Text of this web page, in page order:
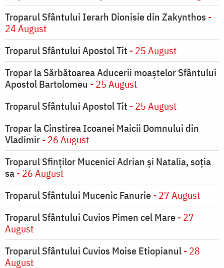
Troparul Sfântului Ierarh Dionisie din Zakynthos -
24 August
Troparul Sfântului Apostol Tit - 25 August
Tropar la Sărbătoarea Aducerii moaştelor Sfântului
Apostol Bartolomeu - 25 August
Troparul Sfântului Apostol Tit - 25 August
Tropar la Cinstirea Icoanei Maicii Domnului din
Vladimir- 26 August
Troparul Sfinţilor Mucenici Adrian şi Natalia, soţia
sa- 26 August
Troparul Sfântului Mucenic Fanurie- 27 August
Troparul Sfântului Cuvios Pimen cel Mare- 27
August
Troparul Sfântului Cuvios Moise Etiopianul- 28
August